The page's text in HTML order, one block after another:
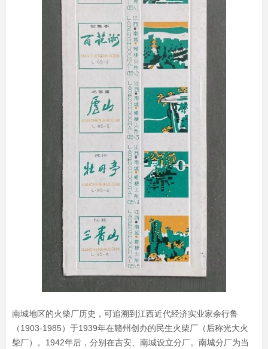
南城地区的火柴厂历史，可追溯到江西近代经济实业家余行鲁
（1903-1985）于1939年在赣州创办的民生火柴厂（后称光大火
柴厂）。1942年后，分别在吉安、南城设立分厂。南城分厂为当